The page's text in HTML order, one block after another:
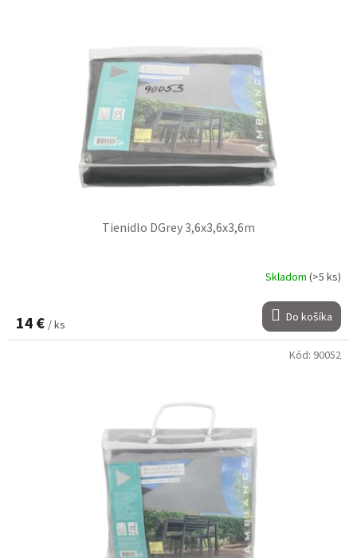
Tienidlo DGrey 3,6x3,6x3,6m
Skladom (>5 ks)
14 € / ks Do košíka
Kód: 90052